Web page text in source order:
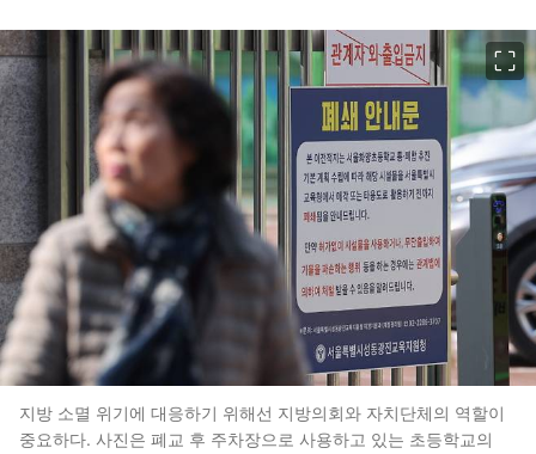
지방 소멸 위기에 대응하기 위해선 지방의회와 자치단체의 역할이
중요하다. 사진은 폐교 후 주차장으로 사용하고 있는 초등학교의